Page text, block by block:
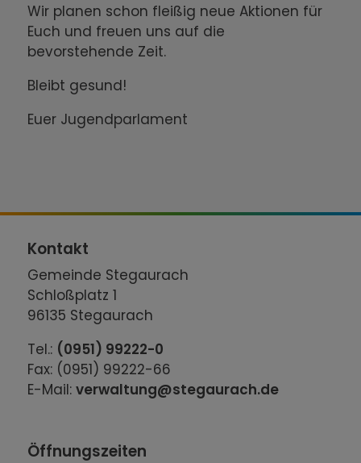
Wir planen schon fleißig neue Aktionen für
Euch und freuen uns auf die
bevorstehende Zeit.
Bleibt gesund!
Euer Jugendparlament
Kontakt
Gemeinde Stegaurach
Schloßplatz 1
96135 Stegaurach
Tel.: (0951) 99222-0
Fax: (0951) 99222-66
E-Mail:verwaltung@stegaurach.de
Öffnungszeiten